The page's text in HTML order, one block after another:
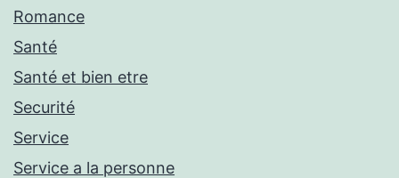
Romance
Santé
Santé et bien etre
Securité
Service
Service a la personne